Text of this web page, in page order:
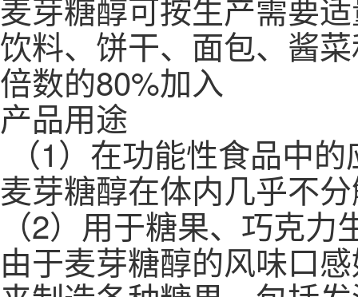
饮料、饼干、面包、酱
倍数的80%加入
产品用途
（1）在功能性食品中
麦芽糖醇在体内几乎不
（2）用于糖果、巧克力
由于麦芽糖醇的风味口